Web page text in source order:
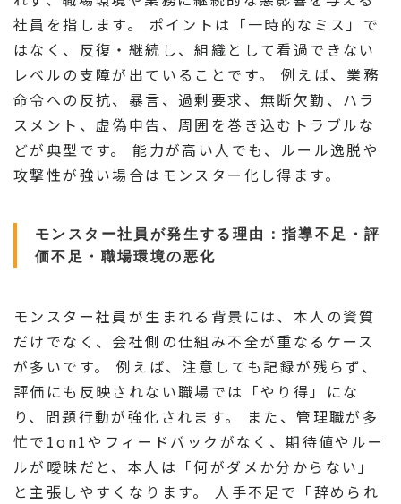
社員を指します。 ポイントは「一時的なミス」で
はなく、反復・継続し、組織として看過できない
レベルの支障が出ていることです。 例えば、業務
命令への反抗、暴言、過剰要求、無断欠勤、ハラ
スメント、虚偽申告、周囲を巻き込むトラブルな
どが典型です。 能力が高い人でも、ルール逸脱や
攻撃性が強い場合はモンスター化し得ます。
モンスター社員が発生する理由：指導不足・評
価不足・職場環境の悪化
モンスター社員が生まれる背景には、本人の資質
だけでなく、会社側の仕組み不全が重なるケース
が多いです。 例えば、注意しても記録が残らず、
評価にも反映されない職場では「やり得」にな
り、問題行動が強化されます。 また、管理職が多
忙で1on1やフィードバックがなく、期待値やルー
ルが曖昧だと、本人は「何がダメか分からない」
と主張しやすくなります。 人手不足で「辞められ